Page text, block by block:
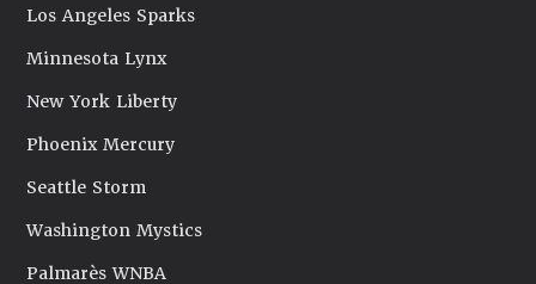
Los Angeles Sparks
Minnesota Lynx
New York Liberty
Phoenix Mercury
Seattle Storm
Washington Mystics
Palmarès WNBA